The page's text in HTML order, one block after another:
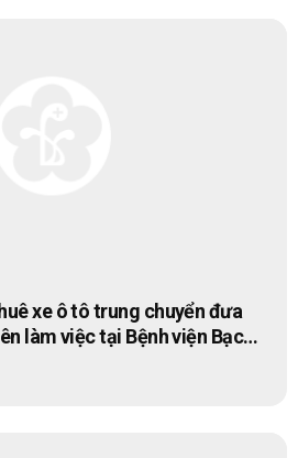
xe ô tô trung chuyển đưa
làm việc tại Bệnh viện Bạch